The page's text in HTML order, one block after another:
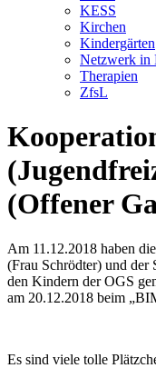
KESS
Kirchen
Kindergärten
Netzwerk in
Therapien
ZfsL
(Offener
Am 11.12.2018 haben
(Frau Schrödter) und
den Kindern der OGS
am 20.12.2018 beim
Es sind viele tolle